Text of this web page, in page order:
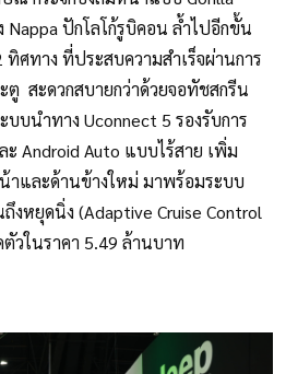
Nappa ปักโลโก้รูบิคอน ล้ำไปอีกขั้น
ศทาง ที่ประสบความสำเร็จผ่านการ
สะดวกสบายกว่าด้วยจอทัชสกรีน
บนำทาง Uconnect 5 รองรับการ
ะ Android Auto แบบไร้สาย เพิ่ม
าและด้านข้างใหม่ มาพร้อมระบบ
งหยุดนิ่ง (Adaptive Cruise Control
วในราคา 5.49 ล้านบาท